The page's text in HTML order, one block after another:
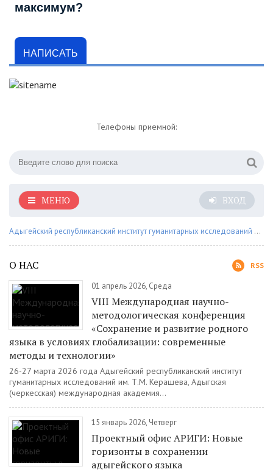
максимум?
НАПИСАТЬ
Телефоны приемной:
ВХОД
МЕНЮ
Адыгейский республиканский институт гуманитарных исследований им. Т.М. Керашева
О НАС RSS
01 апрель 2026, Среда
VIII Международная научно-
методологическая конференция
«Сохранение и развитие родного
языка в условиях глобализации: современные
методы и технологии»
26-27 марта 2026 года Адыгейский республиканский институт
гуманитарных исследований им. Т.М. Керашева, Адыгская
(черкесская) международная академия...
15 январь 2026, Четверг
Проектный офис АРИГИ: Новые
горизонты в сохранении
адыгейского языка